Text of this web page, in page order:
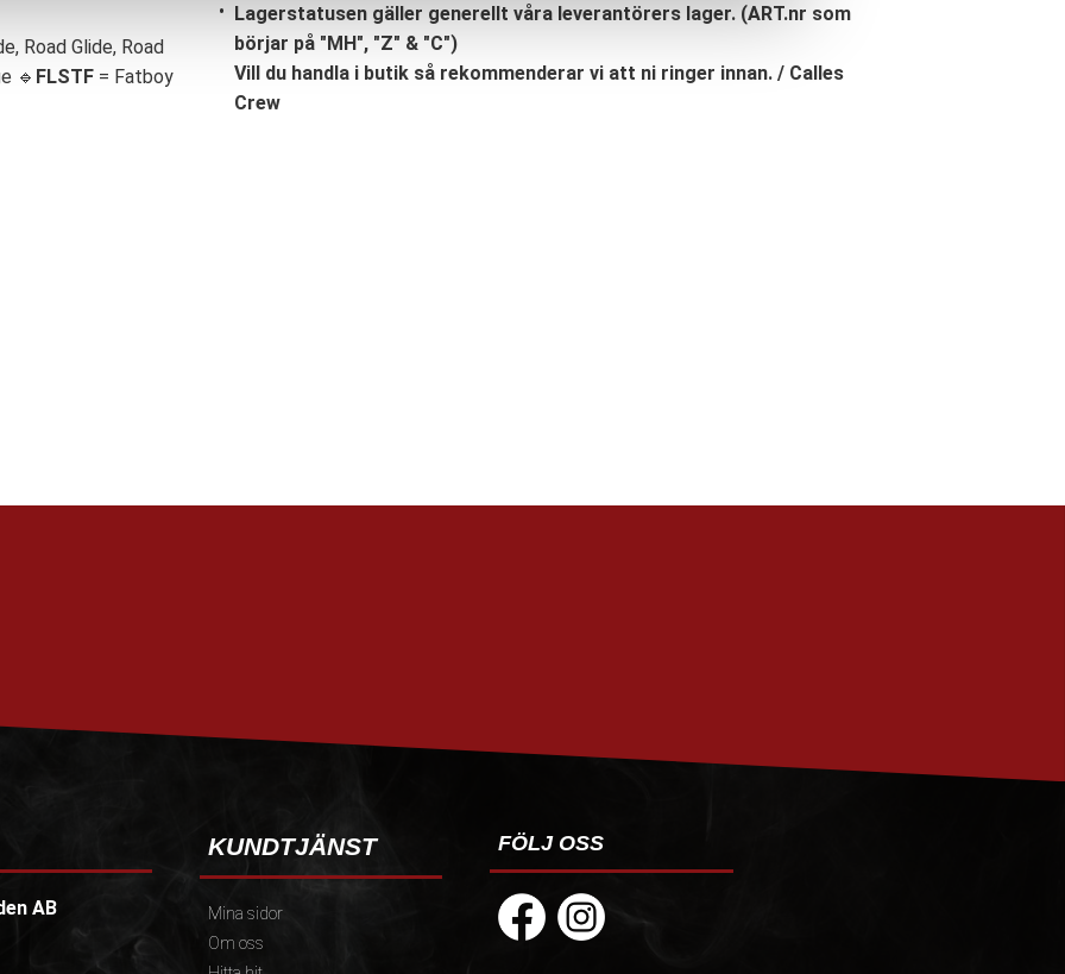
Road Glide, Road
🔹 FLSTF = Fatboy
Lagerstatusen gäller generellt våra leverantörers lager. (ART.nr som
börjar på "MH", "Z" & "C")
Vill du handla i butik så rekommenderar vi att ni ringer innan. / Calles
Crew
AB
KUNDTJÄNST
Mina sidor
Om oss
FÖLJ OSS